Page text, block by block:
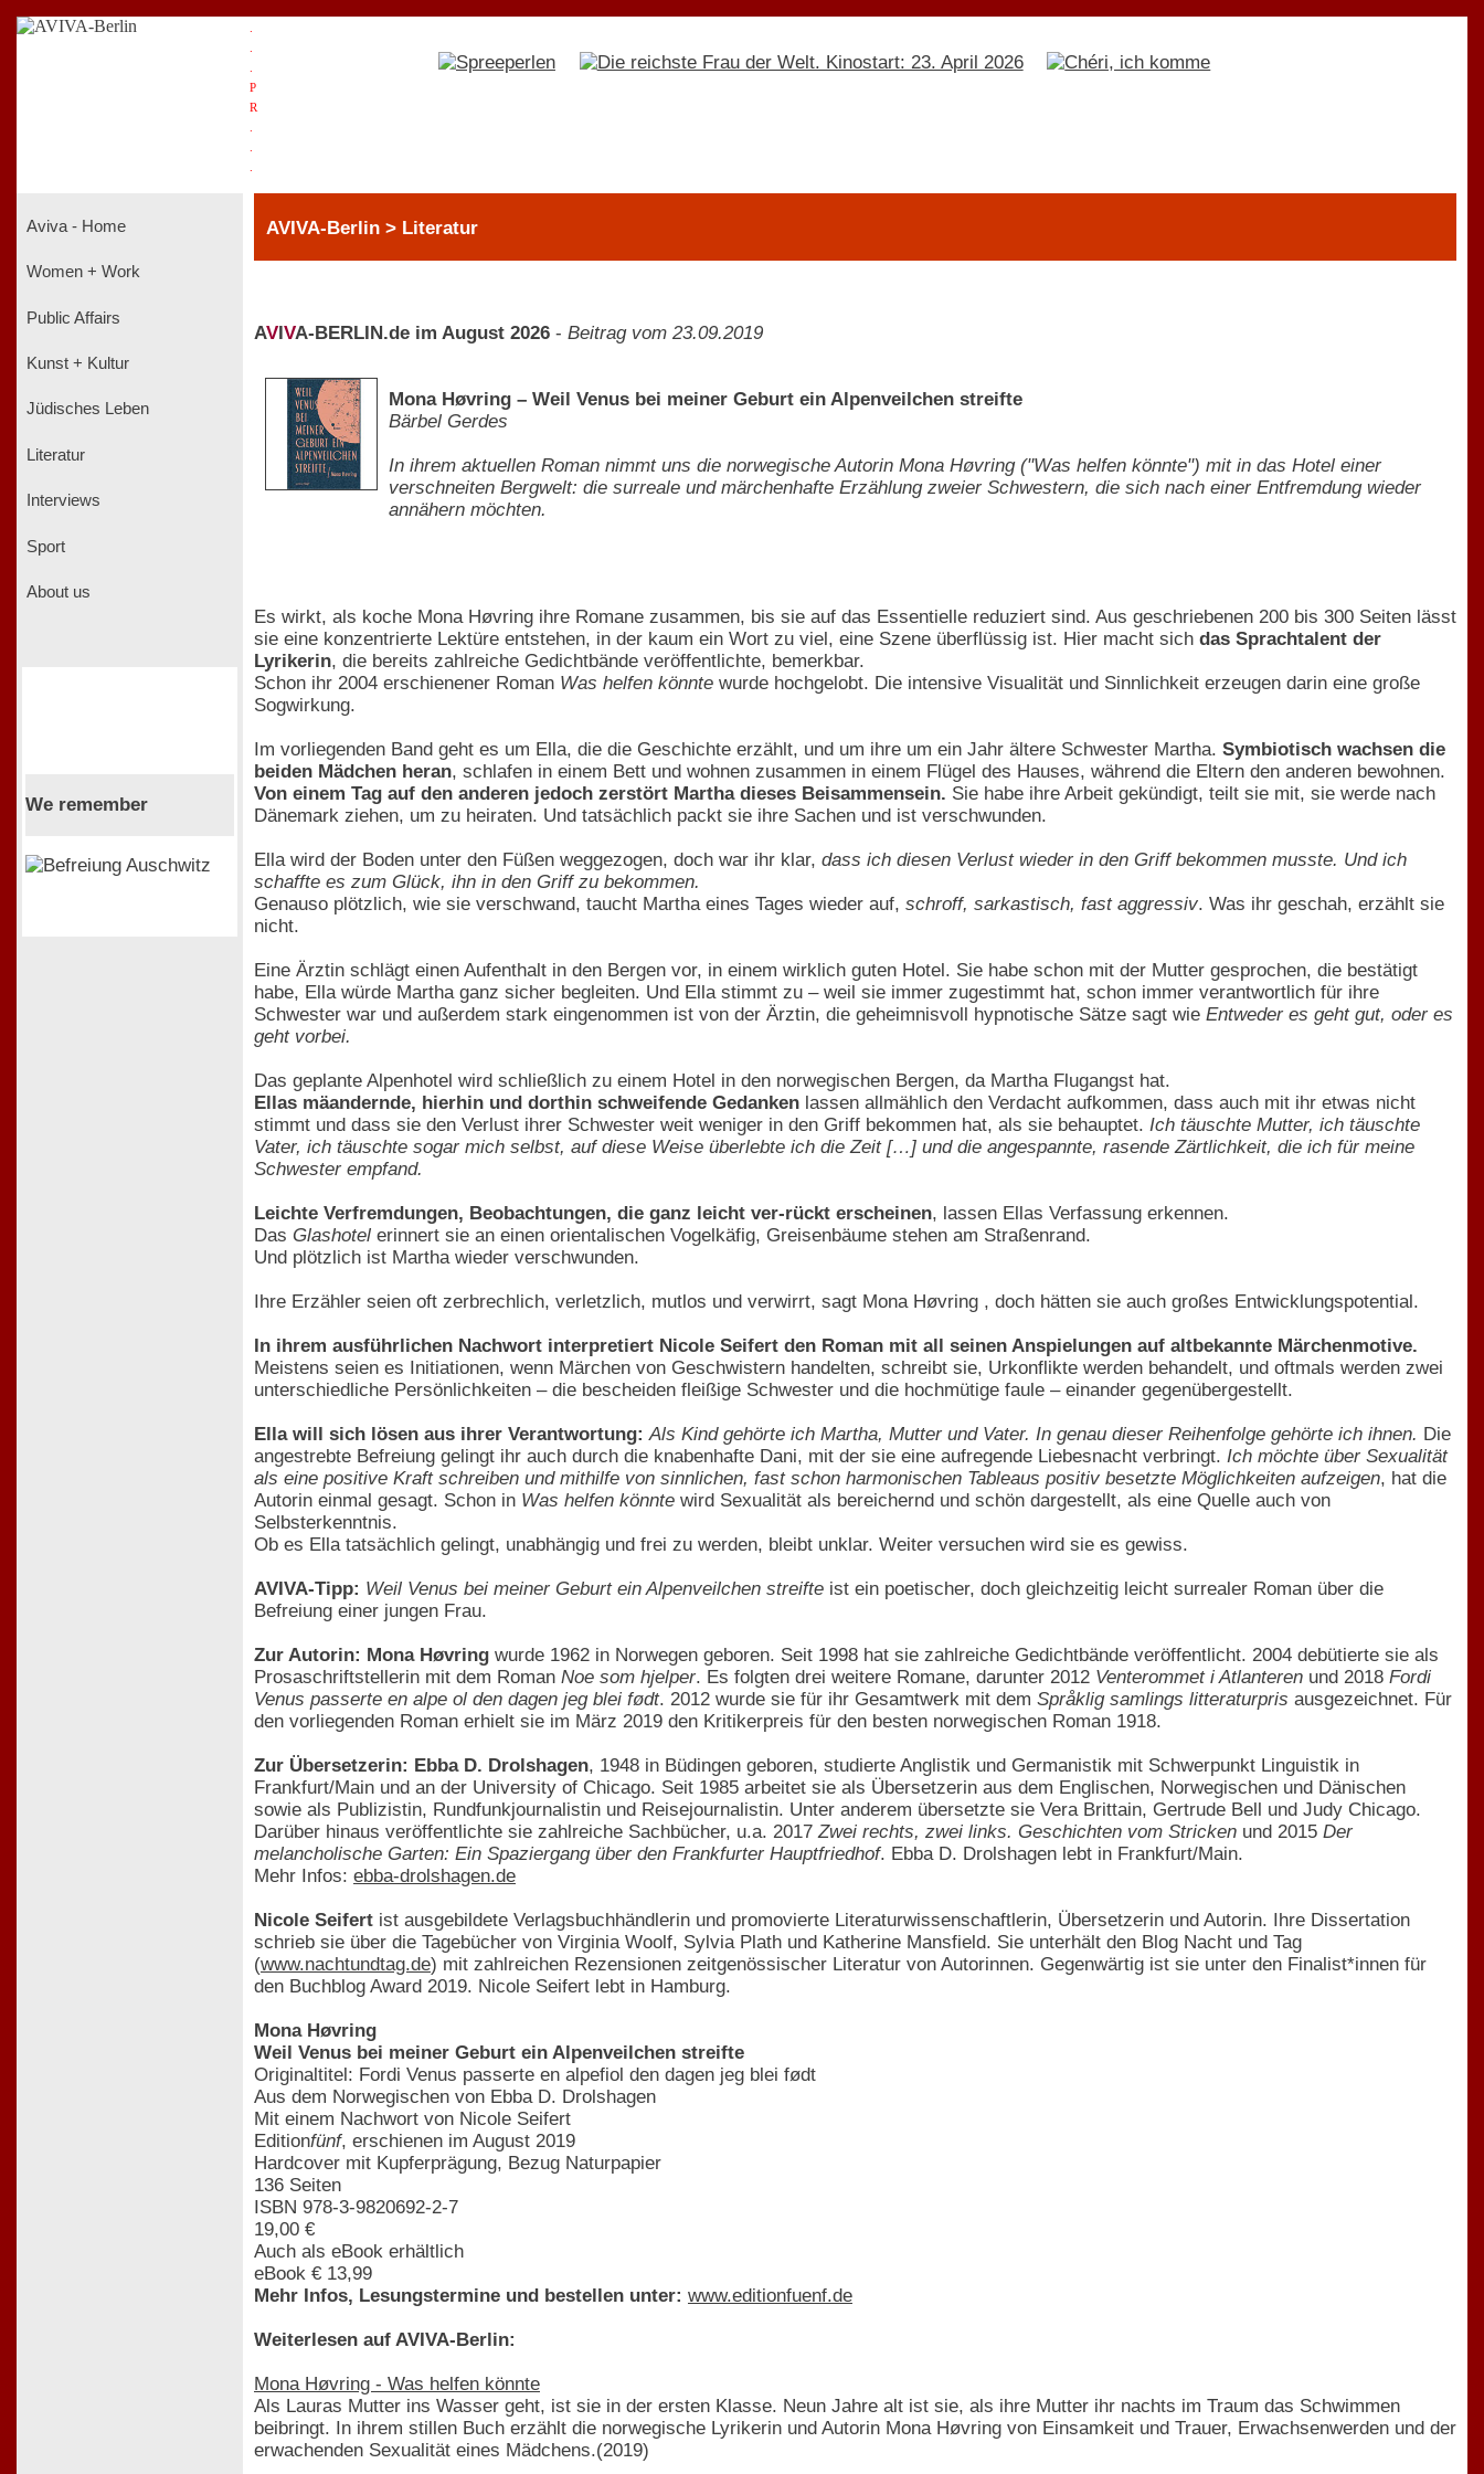
P
R
Aviva - Home
Women + Work
Public Affairs
Kunst + Kultur
Jüdisches Leben
Literatur
Interviews
Sport
About us
We remember
AVIVA-Berlin > Literatur
AV VA-BERLIN.de im August 2026 - Beitrag vom 23.09.2019
Mona Høvring – Weil Venus bei meiner Geburt ein Alpenveilchen streifte
Bärbel Gerdes
In ihrem aktuellen Roman nimmt uns die norwegische Autorin Mona Høvring ("Was helfen könnte") mit in das Hotel einer
verschneiten Bergwelt: die surreale und märchenhafte Erzählung zweier Schwestern, die sich nach einer Entfremdung wieder
annähern möchten.
Es wirkt, als koche Mona Høvring ihre Romane zusammen, bis sie auf das Essentielle reduziert sind. Aus geschriebenen 200 bis 300 Seiten lässt
sie eine konzentrierte Lektüre entstehen, in der kaum ein Wort zu viel, eine Szene überflüssig ist. Hier macht sich das Sprachtalent der
Lyrikerin, die bereits zahlreiche Gedichtbände veröffentlichte, bemerkbar.
Schon ihr 2004 erschienener Roman Was helfen könnte wurde hochgelobt. Die intensive Visualität und Sinnlichkeit erzeugen darin eine große
Sogwirkung.
Im vorliegenden Band geht es um Ella, die die Geschichte erzählt, und um ihre um ein Jahr ältere Schwester Martha. Symbiotisch wachsen die
beiden Mädchen heran, schlafen in einem Bett und wohnen zusammen in einem Flügel des Hauses, während die Eltern den anderen bewohnen.
Von einem Tag auf den anderen jedoch zerstört Martha dieses Beisammensein. Sie habe ihre Arbeit gekündigt, teilt sie mit, sie werde nach
Dänemark ziehen, um zu heiraten. Und tatsächlich packt sie ihre Sachen und ist verschwunden.
Ella wird der Boden unter den Füßen weggezogen, doch war ihr klar, dass ich diesen Verlust wieder in den Griff bekommen musste. Und ich
schaffte es zum Glück, ihn in den Griff zu bekommen.
Genauso plötzlich, wie sie verschwand, taucht Martha eines Tages wieder auf, schroff, sarkastisch, fast aggressiv. Was ihr geschah, erzählt sie
nicht.
Eine Ärztin schlägt einen Aufenthalt in den Bergen vor, in einem wirklich guten Hotel. Sie habe schon mit der Mutter gesprochen, die bestätigt
habe, Ella würde Martha ganz sicher begleiten. Und Ella stimmt zu – weil sie immer zugestimmt hat, schon immer verantwortlich für ihre
Schwester war und außerdem stark eingenommen ist von der Ärztin, die geheimnisvoll hypnotische Sätze sagt wie Entweder es geht gut, oder es
geht vorbei.
Das geplante Alpenhotel wird schließlich zu einem Hotel in den norwegischen Bergen, da Martha Flugangst hat.
Ellas mäandernde, hierhin und dorthin schweifende Gedanken lassen allmählich den Verdacht aufkommen, dass auch mit ihr etwas nicht
stimmt und dass sie den Verlust ihrer Schwester weit weniger in den Griff bekommen hat, als sie behauptet. Ich täuschte Mutter, ich täuschte
Vater, ich täuschte sogar mich selbst, auf diese Weise überlebte ich die Zeit […] und die angespannte, rasende Zärtlichkeit, die ich für meine
Schwester empfand.
Leichte Verfremdungen, Beobachtungen, die ganz leicht ver-rückt erscheinen, lassen Ellas Verfassung erkennen.
Das Glashotel erinnert sie an einen orientalischen Vogelkäfig, Greisenbäume stehen am Straßenrand.
Und plötzlich ist Martha wieder verschwunden.
Ihre Erzähler seien oft zerbrechlich, verletzlich, mutlos und verwirrt, sagt Mona Høvring , doch hätten sie auch großes Entwicklungspotential.
In ihrem ausführlichen Nachwort interpretiert Nicole Seifert den Roman mit all seinen Anspielungen auf altbekannte Märchenmotive.
Meistens seien es Initiationen, wenn Märchen von Geschwistern handelten, schreibt sie, Urkonflikte werden behandelt, und oftmals werden zwei
unterschiedliche Persönlichkeiten – die bescheiden fleißige Schwester und die hochmütige faule – einander gegenübergestellt.
Ella will sich lösen aus ihrer Verantwortung: Als Kind gehörte ich Martha, Mutter und Vater. In genau dieser Reihenfolge gehörte ich ihnen. Die
angestrebte Befreiung gelingt ihr auch durch die knabenhafte Dani, mit der sie eine aufregende Liebesnacht verbringt. Ich möchte über Sexualität
als eine positive Kraft schreiben und mithilfe von sinnlichen, fast schon harmonischen Tableaus positiv besetzte Möglichkeiten aufzeigen, hat die
Autorin einmal gesagt. Schon in Was helfen könnte wird Sexualität als bereichernd und schön dargestellt, als eine Quelle auch von
Selbsterkenntnis.
Ob es Ella tatsächlich gelingt, unabhängig und frei zu werden, bleibt unklar. Weiter versuchen wird sie es gewiss.
AVIVA-Tipp: Weil Venus bei meiner Geburt ein Alpenveilchen streifte ist ein poetischer, doch gleichzeitig leicht surrealer Roman über die
Befreiung einer jungen Frau.
Zur Autorin: Mona Høvring wurde 1962 in Norwegen geboren. Seit 1998 hat sie zahlreiche Gedichtbände veröffentlicht. 2004 debütierte sie als
Prosaschriftstellerin mit dem Roman Noe som hjelper. Es folgten drei weitere Romane, darunter 2012 Venterommet i Atlanteren und 2018 Fordi
Venus passerte en alpe ol den dagen jeg blei født. 2012 wurde sie für ihr Gesamtwerk mit dem Språklig samlings litteraturpris ausgezeichnet. Für
den vorliegenden Roman erhielt sie im März 2019 den Kritikerpreis für den besten norwegischen Roman 1918.
Zur Übersetzerin: Ebba D. Drolshagen, 1948 in Büdingen geboren, studierte Anglistik und Germanistik mit Schwerpunkt Linguistik in
Frankfurt/Main und an der University of Chicago. Seit 1985 arbeitet sie als Übersetzerin aus dem Englischen, Norwegischen und Dänischen
sowie als Publizistin, Rundfunkjournalistin und Reisejournalistin. Unter anderem übersetzte sie Vera Brittain, Gertrude Bell und Judy Chicago.
Darüber hinaus veröffentlichte sie zahlreiche Sachbücher, u.a. 2017Zwei rechts, zwei links. Geschichten vom Stricken und 2015 Der
melancholische Garten: Ein Spaziergang über den Frankfurter Hauptfriedhof. Ebba D. Drolshagen lebt in Frankfurt/Main.
Mehr Infos: ebba-drolshagen.de
Nicole Seifert ist ausgebildete Verlagsbuchhändlerin und promovierte Literaturwissenschaftlerin, Übersetzerin und Autorin. Ihre Dissertation
schrieb sie über die Tagebücher von Virginia Woolf, Sylvia Plath und Katherine Mansfield. Sie unterhält den Blog Nacht und Tag
(www.nachtundtag.de) mit zahlreichen Rezensionen zeitgenössischer Literatur von Autorinnen. Gegenwärtig ist sie unter den Finalist*innen für
den Buchblog Award 2019. Nicole Seifert lebt in Hamburg.
Mona Høvring
Weil Venus bei meiner Geburt ein Alpenveilchen streifte
Originaltitel: Fordi Venus passerte en alpefiol den dagen jeg blei født
Aus dem Norwegischen von Ebba D. Drolshagen
Mit einem Nachwort von Nicole Seifert
Editionfünf, erschienen im August 2019
Hardcover mit Kupferprägung, Bezug Naturpapier
136 Seiten
ISBN 978-3-9820692-2-7
19,00 €
Auch als eBook erhältlich
eBook € 13,99
Mehr Infos, Lesungstermine und bestellen unter: www.editionfuenf.de
Weiterlesen auf AVIVA-Berlin:
Mona Høvring - Was helfen könnte
Als Lauras Mutter ins Wasser geht, ist sie in der ersten Klasse. Neun Jahre alt ist sie, als ihre Mutter ihr nachts im Traum das Schwimmen
beibringt. In ihrem stillen Buch erzählt die norwegische Lyrikerin und Autorin Mona Høvring von Einsamkeit und Trauer, Erwachsenwerden und der
erwachenden Sexualität eines Mädchens.(2019)